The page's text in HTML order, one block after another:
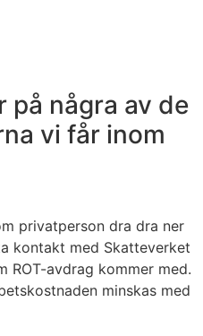
på några av de
vi får inom
privatperson dra dra ner
kontakt med Skatteverket
ROT-avdrag kommer med.
minskas med